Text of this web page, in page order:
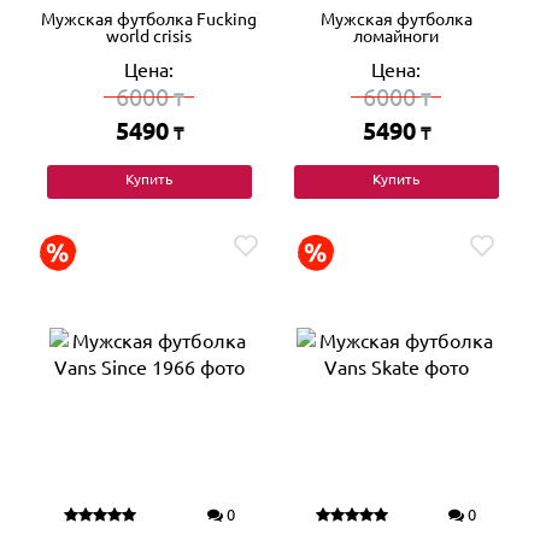
Мужская футболка Fucking
world crisis
Цена:
6000₸
5490 ₸
Купить
Мужская футболка
ломайноги
Цена:
6000₸
5490 ₸
Купить
0 0